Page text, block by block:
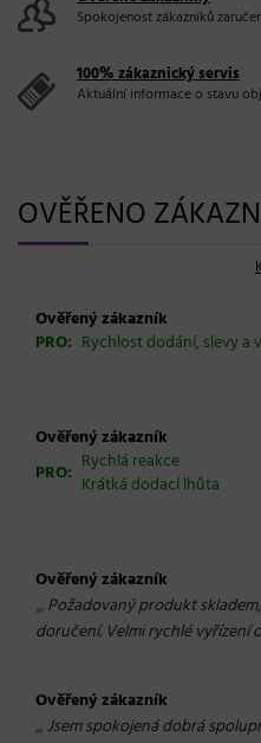
Spokojenost zákazníků
100% zákaznický servis
Aktuální informace o stavu
OVĚŘENO
Ověřený zákazník
PRO: Rychlost dodání, slevy a
Ověřený zákazník
PRO: Rychlá reakce
Krátká dodací lhůta
Ověřený zákazník
„ Požadovaný produkt
doručení. Velmi rychlé vyřízení
Ověřený zákazník
„ Jsem spokojená dobrá